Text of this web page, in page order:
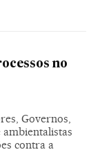
no
Governos,
ambientalistas
contra a